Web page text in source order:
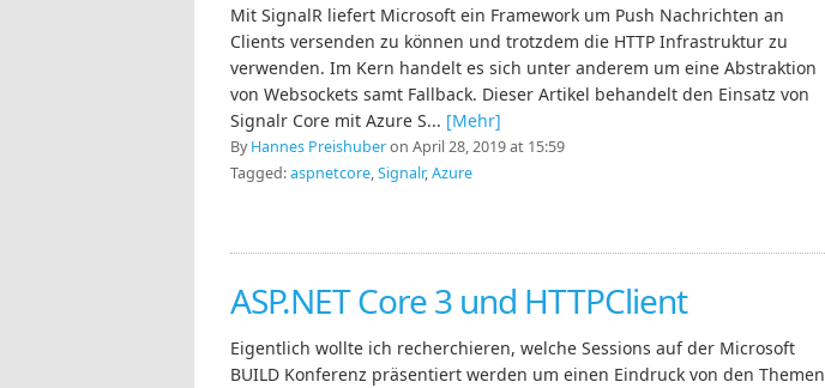
Mit SignalR liefert Microsoft ein Framework um Push Nachrichten an
Clients versenden zu können und trotzdem die HTTP Infrastruktur zu
verwenden. Im Kern handelt es sich unter anderem um eine Abstraktion
von Websockets samt Fallback. Dieser Artikel behandelt den Einsatz von
Signalr Core mit Azure S... [Mehr]
ByHannes Preishuberon April 28, 2019 at 15:59
Tagged:aspnetcore,Signalr,Azure
ASP.NET Core 3 und HTTPClient
Eigentlich wollte ich recherchieren, welche Sessions auf der Microsoft
BUILD Konferenz präsentiert werden um einen Eindruck von den Themen